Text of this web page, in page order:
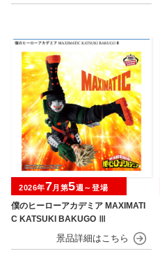
僕のヒーローアカデミア MAXIMATI
C KATSUKI BAKUGO Ⅲ
2026年7月第5週～登場